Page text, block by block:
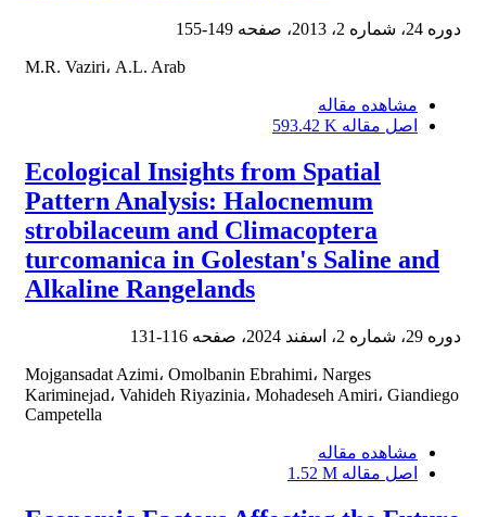
دوره 24، شماره 2، 2013، صفحه 149-155
M.R. Vaziri، A.L. Arab
مشاهده مقاله
اصل مقاله 593.42 K
Ecological Insights from Spatial
Pattern Analysis: Halocnemum
strobilaceum and Climacoptera
turcomanica in Golestan's Saline and
Alkaline Rangelands
دوره 29، شماره 2، اسفند 2024، صفحه 116-131
Mojgansadat Azimi، Omolbanin Ebrahimi، Narges
Kariminejad، Vahideh Riyazinia، Mohadeseh Amiri، Giandiego
Campetella
مشاهده مقاله
اصل مقاله 1.52 M